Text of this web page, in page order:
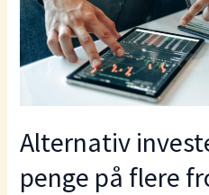
Alternativ
penge på flere